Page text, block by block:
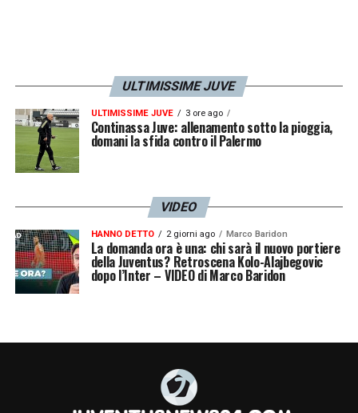
ULTIMISSIME JUVE
ULTIMISSIME JUVE 3 ore ago
Continassa Juve: allenamento sotto la pioggia,
domani la sfida contro il Palermo
VIDEO
HANNO DETTO 2 giorni ago Marco Baridon
La domanda ora è una: chi sarà il nuovo portiere
della Juventus? Retroscena Kolo-Alajbegovic
dopo l’Inter – VIDEO di Marco Baridon